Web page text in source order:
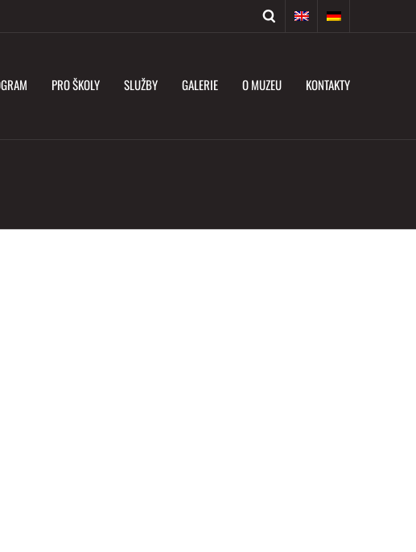
PRO ŠKOLY SLUŽBY GALERIE O MUZEU KONTAKTY